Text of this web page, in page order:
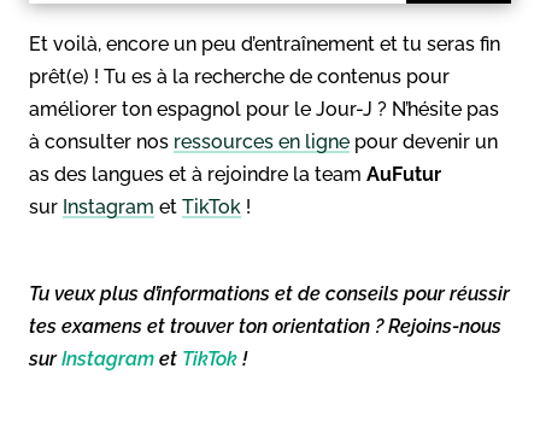
Et voilà, encore un peu d’entraînement et tu seras fin
prêt(e) ! Tu es à la recherche de contenus pour
améliorer ton espagnol pour le Jour-J ? N’hésite pas
à consulter nos ressources en ligne pour devenir un
as des langues et à rejoindre la team AuFutur
sur Instagram et TikTok !
Tu veux plus d’informations et de conseils pour réussir
tes examens et trouver ton orientation ? Rejoins-nous
surInstagram et TikTok !